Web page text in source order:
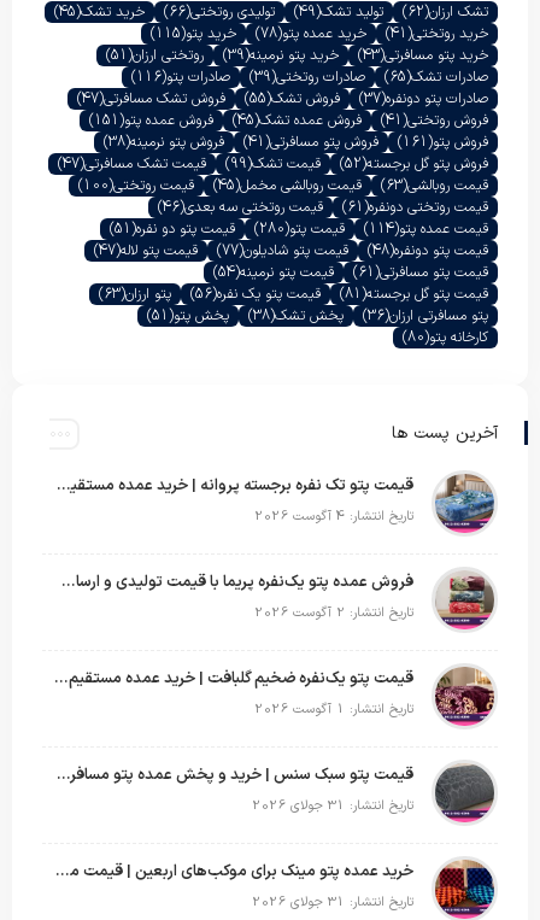
تشک ارزان(62) تولید تشک(49) تولیدی روتختی(66) خرید تشک(45)
خرید روتختی(41) خرید عمده پتو(78) خرید پتو(115)
خرید پتو مسافرتی(43) خرید پتو نرمینه(39) روتختی ارزان(51)
صادرات تشک(65) صادرات روتختی(39) صادرات پتو(116)
صادرات پتو دونفره(37) فروش تشک(55) فروش تشک مسافرتی(47)
فروش روتختی(41) فروش عمده تشک(45) فروش عمده پتو(151)
فروش پتو(161) فروش پتو مسافرتی(41) فروش پتو نرمینه(38)
فروش پتو گل برجسته(52) قیمت تشک(99) قیمت تشک مسافرتی(47)
قیمت روبالشی(63) قیمت روبالشی مخمل(45) قیمت روتختی(100)
قیمت روتختی دونفره(61) قیمت روتختی سه بعدی(46)
قیمت عمده پتو(114) قیمت پتو(280) قیمت پتو دو نفره(51)
قیمت پتو دونفره(48) قیمت پتو شادیلون(77) قیمت پتو لاله(47)
قیمت پتو مسافرتی(61) قیمت پتو نرمینه(54)
قیمت پتو گل برجسته(81) قیمت پتو یک نفره(56) پتو ارزان(63)
پتو مسافرتی ارزان(36) پخش تشک(38) پخش پتو(51)
کارخانه پتو(80)
آخرین پست ها
قیمت پتو تک نفره برجسته پروانه | خرید عمده مستقیم با بهترین قیمت بازار
تاریخ انتشار: 4 آگوست 2026
فروش عمده پتو یک‌نفره پریما با قیمت تولیدی و ارسال به سراسر کشور
تاریخ انتشار: 2 آگوست 2026
قیمت پتو یک‌نفره ضخیم گلبافت | خرید عمده مستقیم با بهترین قیمت
تاریخ انتشار: 1 آگوست 2026
قیمت پتو سبک سنس | خرید و پخش عمده پتو مسافرتی Sense
تاریخ انتشار: 31 جولای 2026
خرید عمده پتو مینک برای موکب‌های اربعین | قیمت مناسب و ارسال سریع
تاریخ انتشار: 31 جولای 2026